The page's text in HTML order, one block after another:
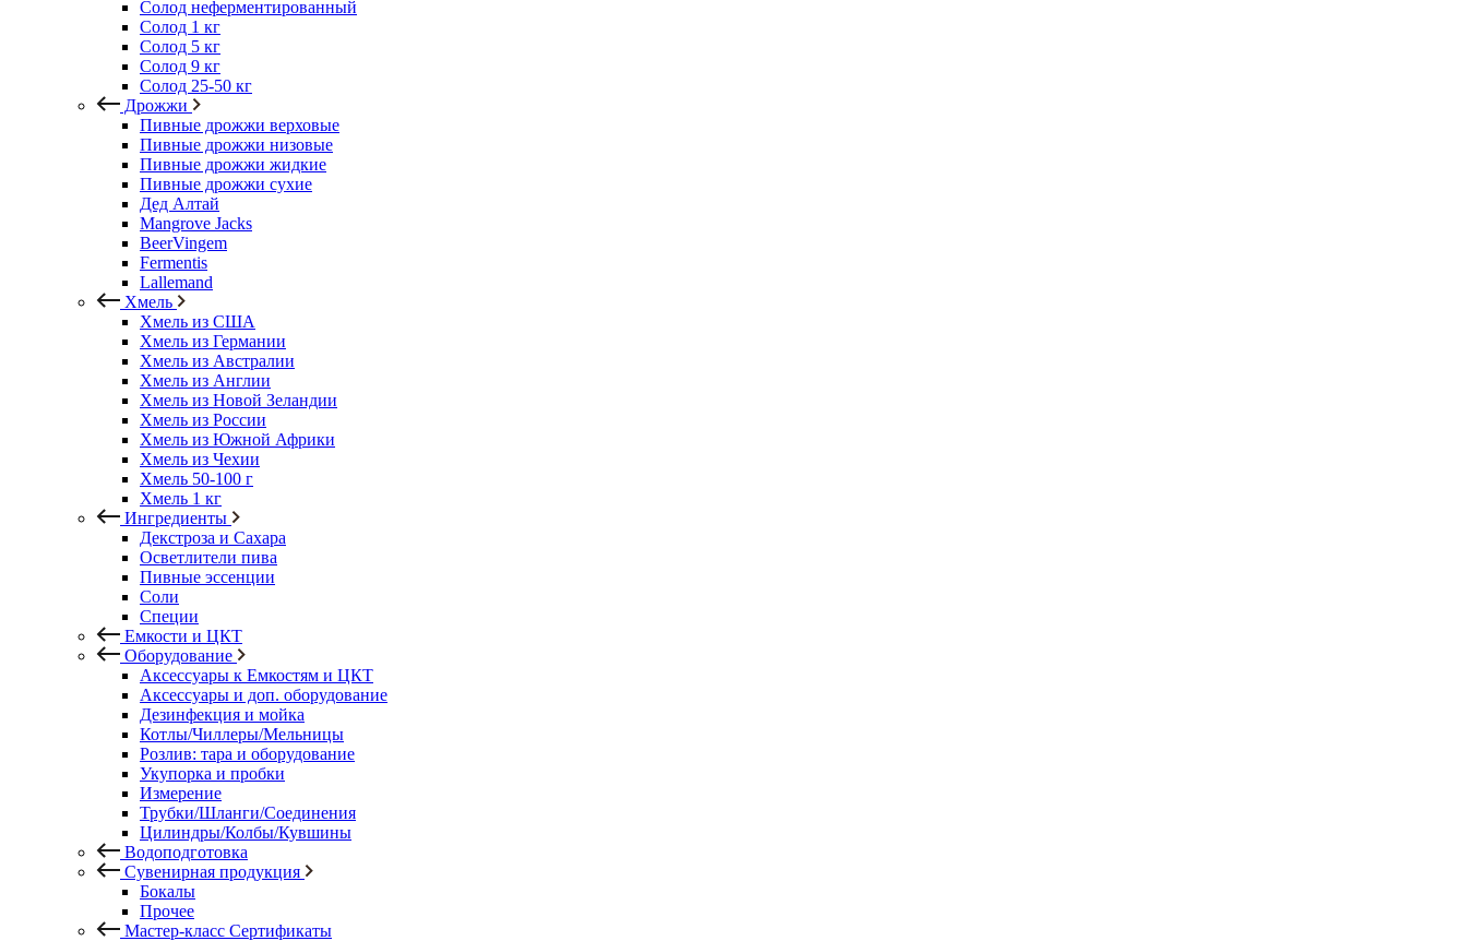
Солод неферментированный
Солод 1 кг
Солод 5 кг
Солод 9 кг
Солод 25-50 кг
Дрожжи
Пивные дрожжи верховые
Пивные дрожжи низовые
Пивные дрожжи жидкие
Пивные дрожжи сухие
Дед Алтай
Mangrove Jacks
BeerVingem
Fermentis
Lallemand
Хмель
Хмель из США
Хмель из Германии
Хмель из Австралии
Хмель из Англии
Хмель из Новой Зеландии
Хмель из России
Хмель из Южной Африки
Хмель из Чехии
Хмель 50-100 г
Хмель 1 кг
Ингредиенты
Декстроза и Сахара
Осветлители пива
Пивные эссенции
Соли
Специи
Емкости и ЦКТ
Оборудование
Аксессуары к Емкостям и ЦКТ
Аксессуары и доп. оборудование
Дезинфекция и мойка
Котлы/Чиллеры/Мельницы
Розлив: тара и оборудование
Укупорка и пробки
Измерение
Трубки/Шланги/Соединения
Цилиндры/Колбы/Кувшины
Водоподготовка
Сувенирная продукция
Бокалы
Прочее
Мастер-класс Сертификаты